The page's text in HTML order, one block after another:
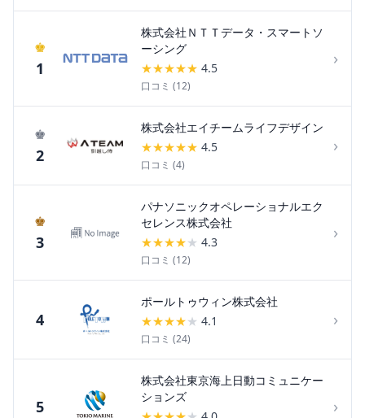
♚
1
株式会社ＮＴＴデータ・スマートソ
ーシング
★★★★★ 4.5
口コミ (12)
›
♚
2
株式会社エイチームライフデザイン
★★★★★ 4.5
口コミ (4)
›
♚
3
パナソニックオペレーショナルエク
セレンス株式会社
★★★★★ 4.3
口コミ (12)
›
4
ポールトゥウィン株式会社
★★★★★ 4.1
口コミ (24)
›
5
株式会社東京海上日動コミュニケー
ションズ
›